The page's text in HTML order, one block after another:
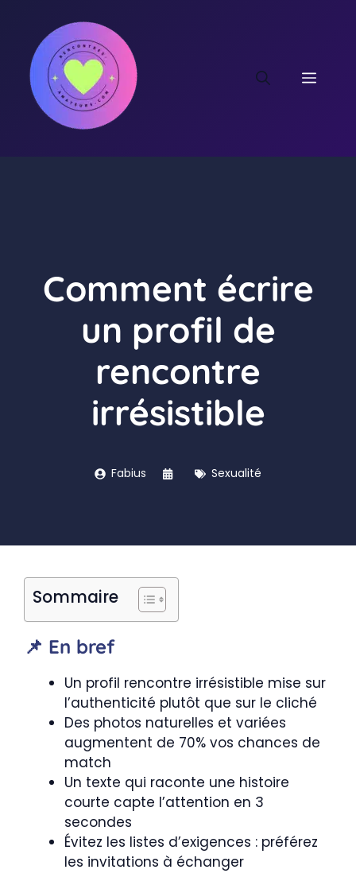
contenu
Comment écrire
un profil de
rencontre
irrésistible
Fabius Sexualité
Sommaire
📌 En bref
Un profil rencontre irrésistible mise sur
l’authenticité plutôt que sur le cliché
Des photos naturelles et variées
augmentent de 70% vos chances de
match
Un texte qui raconte une histoire
courte capte l’attention en 3
secondes
Évitez les listes d’exigences : préférez
les invitations à échanger